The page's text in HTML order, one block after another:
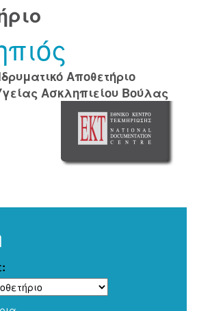
Αποθετήριο
Ασκληπιείου Βούλας